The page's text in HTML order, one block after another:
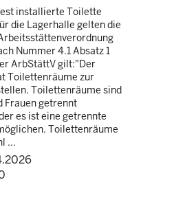
installierte Toilette
die Lagerhalle gelten die
Nummer 4.1 Absatz 1
ArbStättV gilt:"Der
Toilettenräume zur
Toilettenräume sind
Frauen getrennt
es ist eine getrennte
Toilettenräume
...